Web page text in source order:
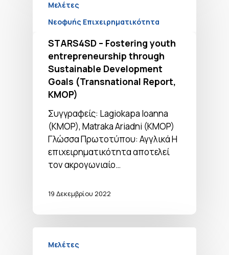
Μελέτες
Νεοφυής Επιχειρηματικότητα
STARS4SD – Fostering youth
entrepreneurship through
Sustainable Development
Goals (Transnational Report,
KMOP)
Συγγραφείς: Lagiokapa Ioanna
(KMOP), Matraka Ariadni (KMOP)
Γλώσσα Πρωτοτύπου: Αγγλικά Η
επιχειρηματικότητα αποτελεί
τον ακρογωνιαίο…
19 Δεκεμβρίου 2022
Μελέτες